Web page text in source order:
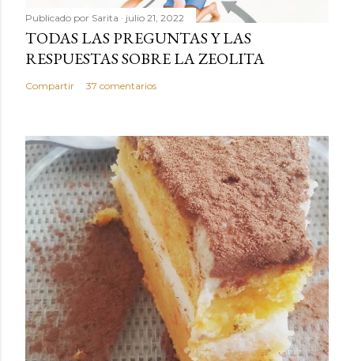
Publicado por Sarita julio 21, 2022
TODAS LAS PREGUNTAS Y LAS
RESPUESTAS SOBRE LA ZEOLITA
Compartir 37 comentarios